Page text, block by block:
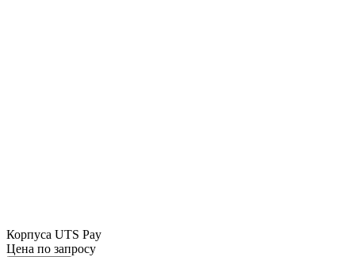
Корпуса UTS Pay
Цена по запросу